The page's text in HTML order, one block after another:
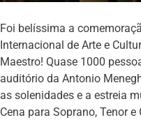
Foi belíssima a
Internacional de Arte e
Maestro! Quase 1000
auditório da Antonio
as solenidades e a estreia
Cena para Soprano, Tenor e